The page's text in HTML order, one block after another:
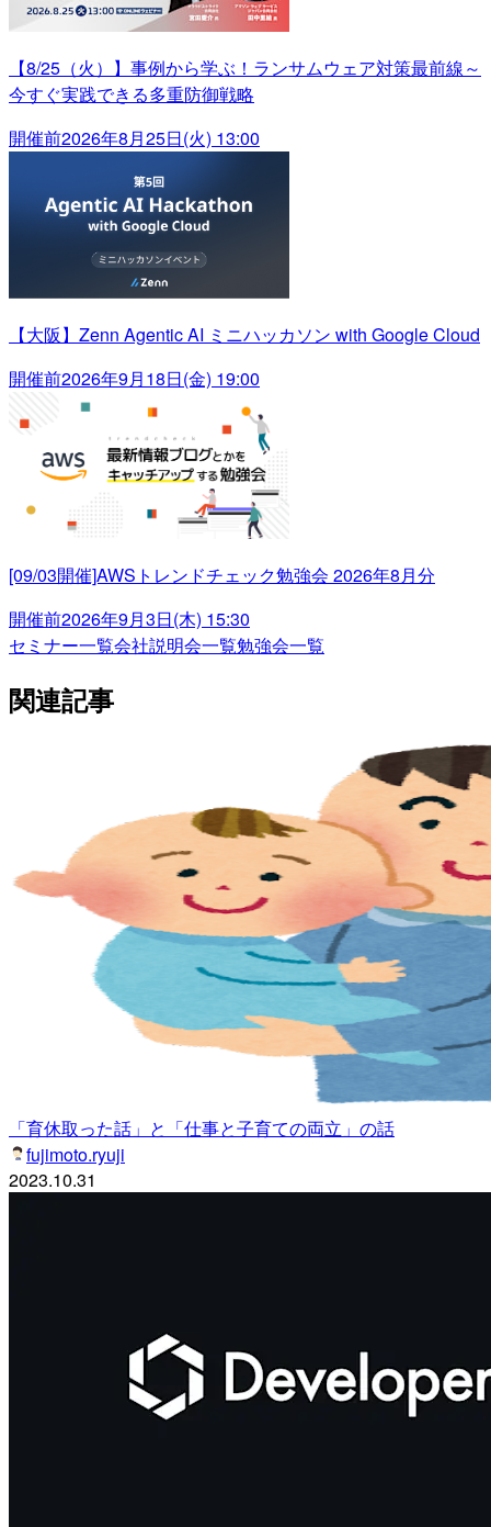
【8/25（火）】事例から学ぶ！ランサムウェア対策最前線～
今すぐ実践できる多重防御戦略
開催前2026年8月25日(火) 13:00
【大阪】Zenn Agentic AI ミニハッカソン with Google Cloud
開催前2026年9月18日(金) 19:00
[09/03開催]AWSトレンドチェック勉強会 2026年8月分
開催前2026年9月3日(木) 15:30
セミナー一覧会社説明会一覧勉強会一覧
関連記事
「育休取った話」と「仕事と子育ての両立」の話
fujimoto.ryuji
2023.10.31